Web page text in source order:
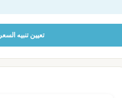
تعيين تنبيه السعر